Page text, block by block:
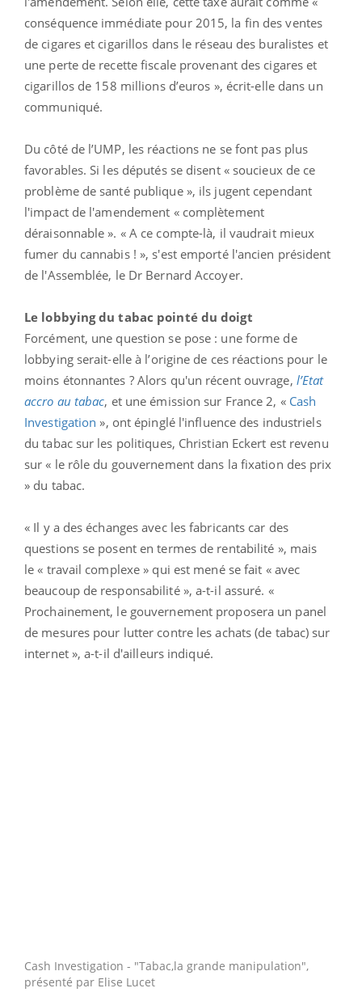
conséquence immédiate pour 2015, la fin des ventes
de cigares et cigarillos dans le réseau des buralistes et
une perte de recette fiscale provenant des cigares et
cigarillos de 158 millions d’euros », écrit-elle dans un
communiqué.
Du côté de l’UMP, les réactions ne se font pas plus
favorables. Si les députés se disent « soucieux de ce
problème de santé publique », ils jugent cependant
l'impact de l'amendement « complètement
déraisonnable ». « A ce compte-là, il vaudrait mieux
fumer du cannabis ! », s'est emporté l'ancien président
de l'Assemblée, le Dr Bernard Accoyer.
Le lobbying du tabac pointé du doigt
Forcément, une question se pose : une forme de
lobbying serait-elle à l’origine de ces réactions pour le
moins étonnantes ? Alors qu'un récent ouvrage, l’Etat
accro au tabac, et une émission sur France 2, « Cash
Investigation», ont épinglé l'influence des industriels
du tabac sur les politiques, Christian Eckert est revenu
sur « le rôle du gouvernement dans la fixation des prix
» du tabac.
« Il y a des échanges avec les fabricants car des
questions se posent en termes de rentabilité », mais
le « travail complexe » qui est mené se fait « avec
beaucoup de responsabilité », a-t-il assuré. «
Prochainement, le gouvernement proposera un panel
de mesures pour lutter contre les achats (de tabac) sur
internet », a-t-il d'ailleurs indiqué.
Cash Investigation - "Tabac,la grande manipulation",
présenté par Elise Lucet